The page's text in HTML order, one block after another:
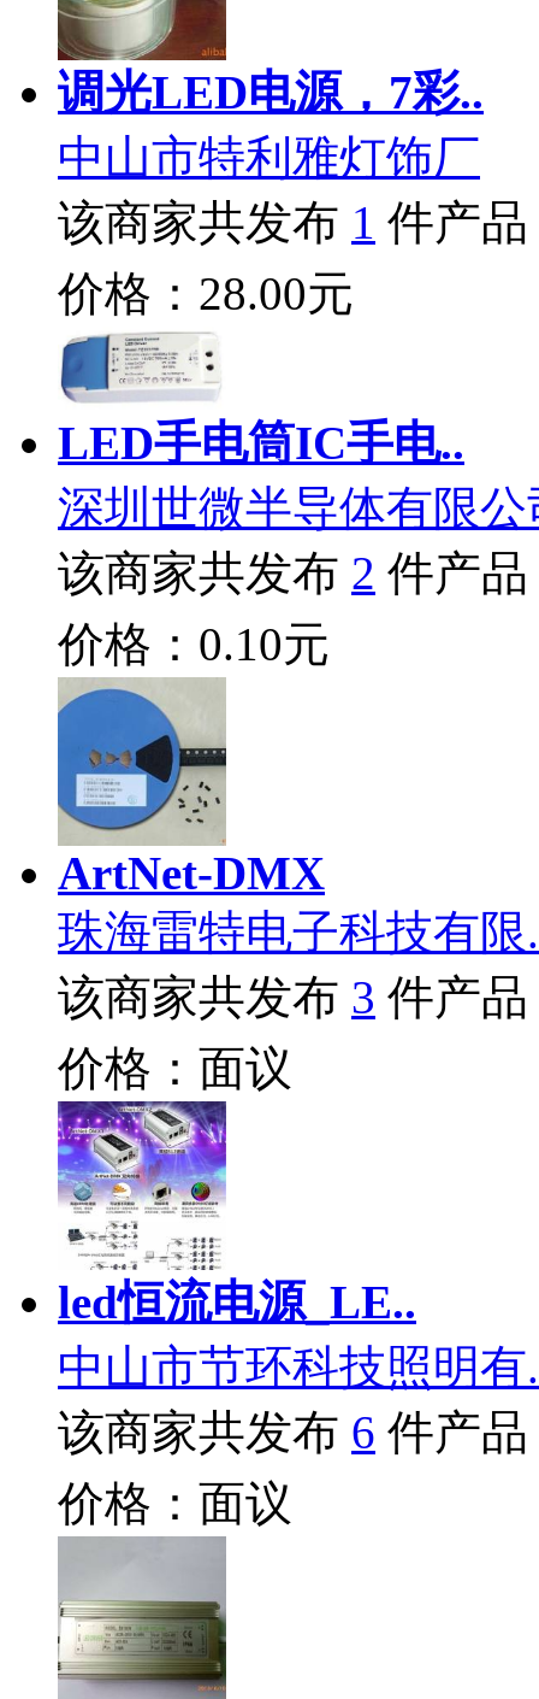
调光LED电源，7彩..
中山市特利雅灯饰厂
该商家共发布 1 件产品
价格：28.00元
LED手电筒IC手电..
深圳世微半导体有限公
该商家共发布 2 件产品
价格：0.10元
ArtNet-DMX
珠海雷特电子科技有限
该商家共发布 3 件产品
价格：面议
led恒流电源_LE..
中山市节环科技照明有
该商家共发布 6 件产品
价格：面议